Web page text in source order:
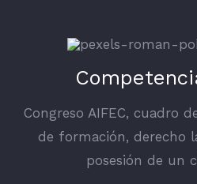
Congreso AIFEC, cuadro
de formación, derecho
posesión de un